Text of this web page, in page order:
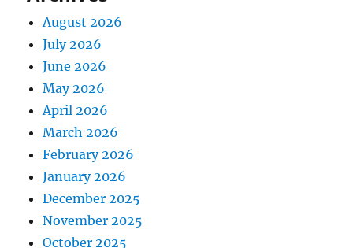
August 2026
July 2026
June 2026
May 2026
April 2026
March 2026
February 2026
January 2026
December 2025
November 2025
October 2025